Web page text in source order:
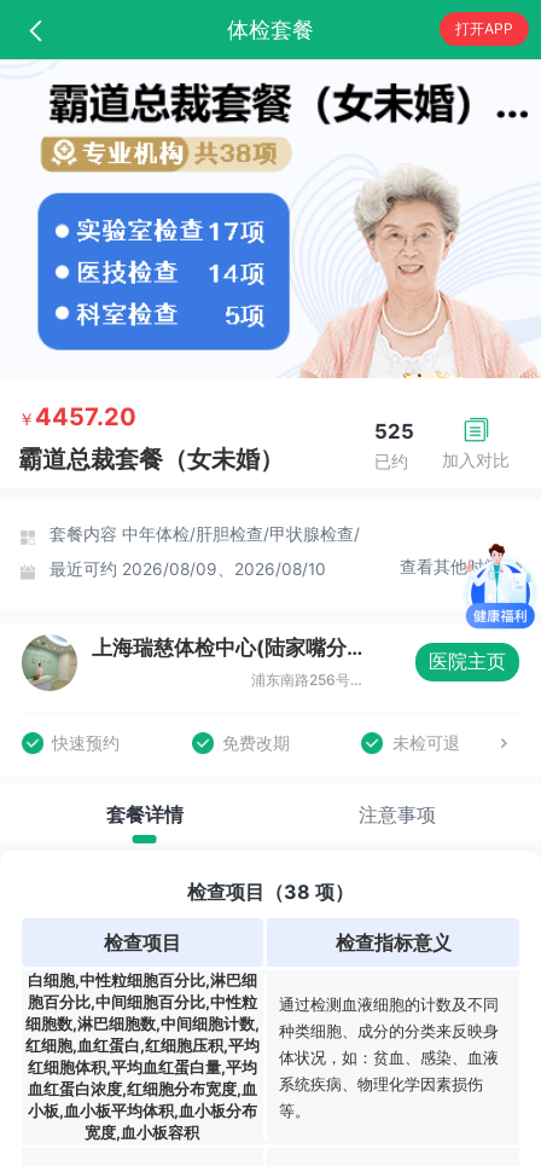
体检套餐 打开APP
加入对比
525
已约
￥ 4457.20
霸道总裁套餐（女未婚）
套餐内容 中年体检/肝胆检查/甲状腺检查/
最近可约 2026/08/09、2026/08/10 查看其他时间
上海瑞慈体检中心(陆家嘴分院)
浦东南路256号华夏银行大厦3F
医院主页
快速预约 免费改期 未检可退
套餐详情 注意事项
检查项目（38 项）
检查项目 检查指标意义
白细胞,中性粒细胞百分比,淋巴细
胞百分比,中间细胞百分比,中性粒
细胞数,淋巴细胞数,中间细胞计数,
红细胞,血红蛋白,红细胞压积,平均
红细胞体积,平均血红蛋白量,平均
血红蛋白浓度,红细胞分布宽度,血
小板,血小板平均体积,血小板分布
宽度,血小板容积
通过检测血液细胞的计数及不同
种类细胞、成分的分类来反映身
体状况，如：贫血、感染、血液
系统疾病、物理化学因素损伤
等。